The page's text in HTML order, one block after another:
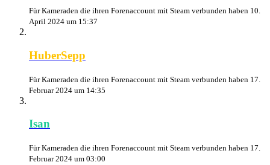
Für Kameraden die ihren Forenaccount mit Steam verbunden haben 10.
April 2024 um 15:37
HuberSepp
Für Kameraden die ihren Forenaccount mit Steam verbunden haben 17.
Februar 2024 um 14:35
Isan
Für Kameraden die ihren Forenaccount mit Steam verbunden haben 17.
Februar 2024 um 03:00